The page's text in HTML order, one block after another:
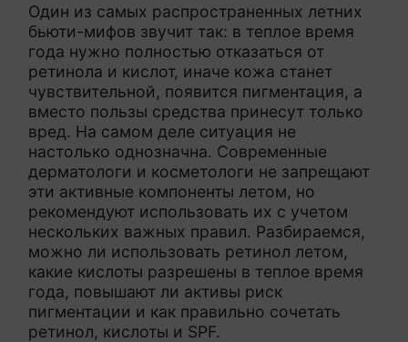
Один из самых распространенных летних
бьюти-мифов звучит так: в теплое время
года нужно полностью отказаться от
ретинола и кислот, иначе кожа станет
чувствительной, появится пигментация, а
вместо пользы средства принесут только
вред. На самом деле ситуация не
настолько однозначна. Современные
дерматологи и косметологи не запрещают
эти активные компоненты летом, но
рекомендуют использовать их с учетом
нескольких важных правил. Разбираемся,
можно ли использовать ретинол летом,
какие кислоты разрешены в теплое время
года, повышают ли активы риск
пигментации и как правильно сочетать
ретинол, кислоты и SPF.